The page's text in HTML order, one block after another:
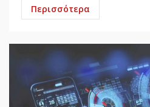
Περισσότερα